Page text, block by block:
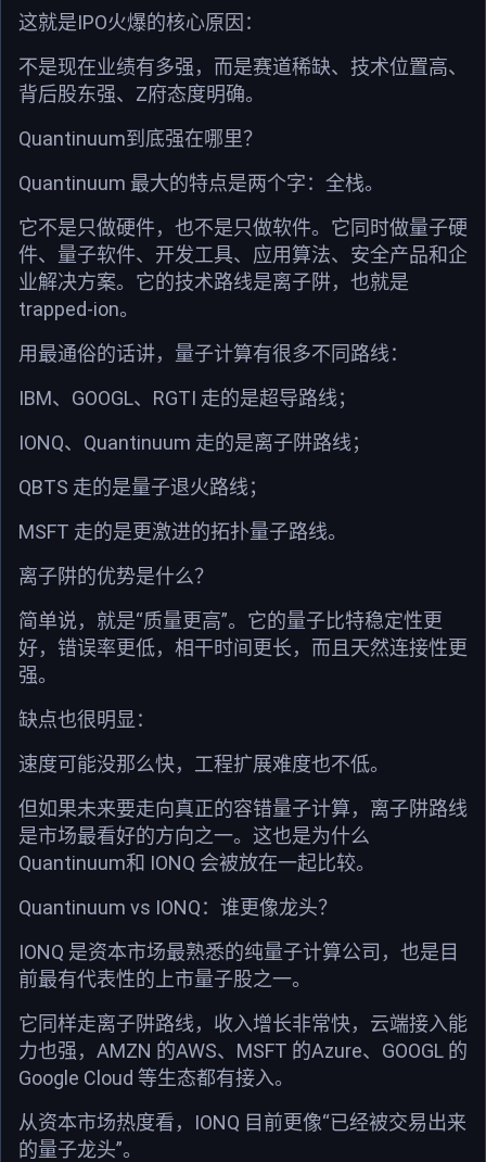
这就是IPO火爆的核心原因：
不是现在业绩有多强，而是赛道稀缺、技术位置高、
背后股东强、Z府态度明确。
Quantinuum到底强在哪里？
Quantinuum 最大的特点是两个字：全栈。
它不是只做硬件，也不是只做软件。它同时做量子硬
件、量子软件、开发工具、应用算法、安全产品和企
业解决方案。它的技术路线是离子阱，也就是
trapped-ion。
用最通俗的话讲，量子计算有很多不同路线：
IBM、GOOGL、RGTI 走的是超导路线；
IONQ、Quantinuum 走的是离子阱路线；
QBTS 走的是量子退火路线；
MSFT 走的是更激进的拓扑量子路线。
离子阱的优势是什么？
简单说，就是“质量更高”。它的量子比特稳定性更
好，错误率更低，相干时间更长，而且天然连接性更
强。
缺点也很明显：
速度可能没那么快，工程扩展难度也不低。
但如果未来要走向真正的容错量子计算，离子阱路线
是市场最看好的方向之一。这也是为什么
Quantinuum和 IONQ 会被放在一起比较。
Quantinuum vs IONQ：谁更像龙头？
IONQ 是资本市场最熟悉的纯量子计算公司，也是目
前最有代表性的上市量子股之一。
它同样走离子阱路线，收入增长非常快，云端接入能
力也强，AMZN 的AWS、MSFT 的Azure、GOOGL 的
Google Cloud 等生态都有接入。
从资本市场热度看，IONQ 目前更像“已经被交易出来
的量子龙头”。